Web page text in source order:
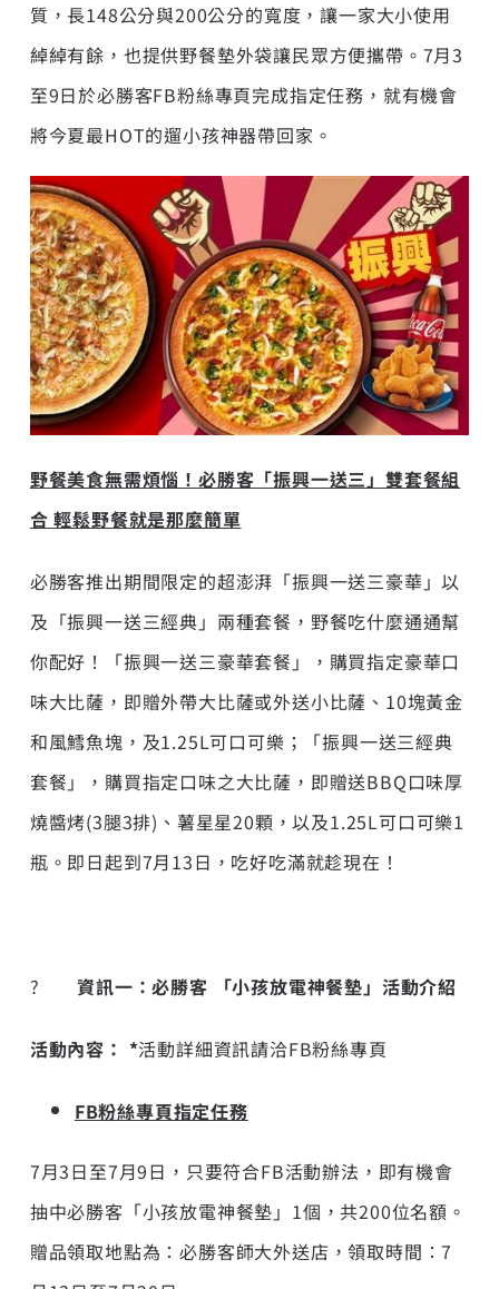
質，長148公分與200公分的寬度，讓一家大小使用
綽綽有餘，也提供野餐墊外袋讓民眾方便攜帶。7月3
至9日於必勝客FB粉絲專頁完成指定任務，就有機會
將今夏最HOT的遛小孩神器帶回家。
野餐美食無需煩惱！必勝客「振興一送三」雙套餐組
合 輕鬆野餐就是那麼簡單
必勝客推出期間限定的超澎湃「振興一送三豪華」以
及「振興一送三經典」兩種套餐，野餐吃什麼通通幫
你配好！「振興一送三豪華套餐」，購買指定豪華口
味大比薩，即贈外帶大比薩或外送小比薩、10塊黃金
和風鱈魚塊，及1.25L可口可樂；「振興一送三經典
套餐」，購買指定口味之大比薩，即贈送BBQ口味厚
燒醬烤(3腿3排)、薯星星20顆，以及1.25L可口可樂1
瓶。即日起到7月13日，吃好吃滿就趁現在！
?資訊一：必勝客 「小孩放電神餐墊」活動介紹
活動內容： *活動詳細資訊請洽FB粉絲專頁
FB粉絲專頁指定任務
7月3日至7月9日，只要符合FB活動辦法，即有機會
抽中必勝客「小孩放電神餐墊」1個，共200位名額。
贈品領取地點為：必勝客師大外送店，領取時間：7